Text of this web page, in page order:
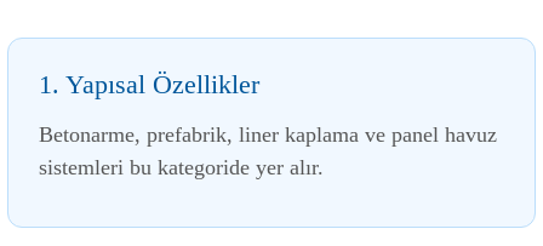
1. Yapısal Özellikler
Betonarme, prefabrik, liner kaplama ve panel havuz
sistemleri bu kategoride yer alır.